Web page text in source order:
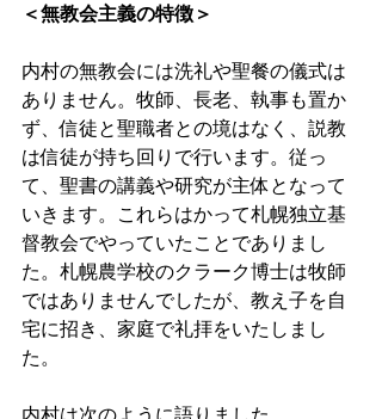
＜無教会主義の特徴＞
内村の無教会には洗礼や聖餐の儀式は
ありません。牧師、長老、執事も置か
ず、信徒と聖職者との境はなく、説教
は信徒が持ち回りで行います。従っ
て、聖書の講義や研究が主体となって
いきます。これらはかって札幌独立基
督教会でやっていたことでありまし
た。札幌農学校のクラーク博士は牧師
ではありませんでしたが、教え子を自
宅に招き、家庭で礼拝をいたしまし
た。
内村は次のように語りました。